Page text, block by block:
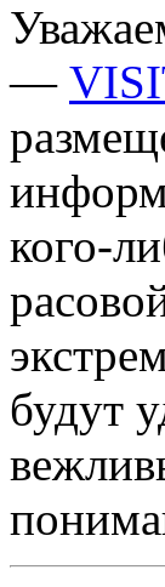
—
кого-
будут